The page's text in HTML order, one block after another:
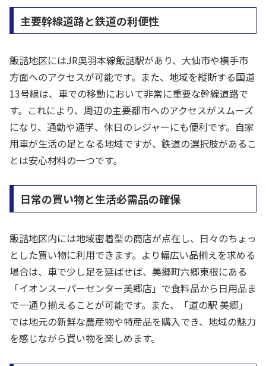
主要幹線道路と鉄道の利便性
飯詰地区にはJR奥羽本線飯詰駅があり、大仙市や横手市
方面へのアクセスが可能です。また、地域を縦断する国道
13号線は、車での移動において非常に重要な幹線道路で
す。これにより、周辺の主要都市へのアクセスがスムーズ
になり、通勤や通学、休日のレジャーにも便利です。自家
用車が生活の足となる地域ですが、鉄道の選択肢があるこ
とは安心材料の一つです。
日常の買い物と生活必需品の確保
飯詰地区内には地域密着型の商店が点在し、日々のちょっ
とした買い物に利用できます。より幅広い品揃えを求める
場合は、車で少し足を延ばせば、美郷町六郷東根にある
「イオンスーパーセンター美郷店」で食料品から日用品ま
で一通り揃えることが可能です。また、「道の駅 美郷」
では地元の新鮮な農産物や特産品を購入でき、地域の魅力
を感じながら買い物を楽しめます。